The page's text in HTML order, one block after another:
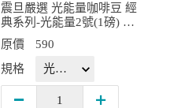
震旦嚴選 光能量咖啡豆 經
典系列-光能量2號(1磅) 中
深焙 HX-CB-02
原價
590
規格